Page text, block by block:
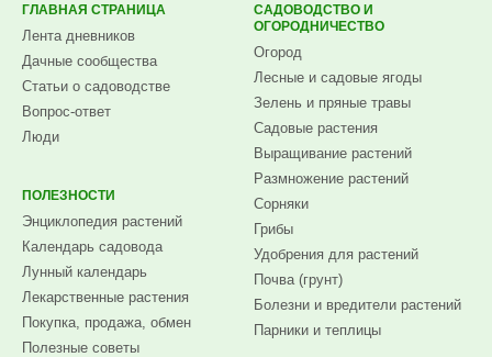
ГЛАВНАЯ СТРАНИЦА
Лента дневников
Дачные сообщества
Статьи о садоводстве
Вопрос-ответ
Люди
ПОЛЕЗНОСТИ
Энциклопедия растений
Календарь садовода
Лунный календарь
Лекарственные растения
Покупка, продажа, обмен
Полезные советы
САДОВОДСТВО И
ОГОРОДНИЧЕСТВО
Огород
Лесные и садовые ягоды
Зелень и пряные травы
Садовые растения
Выращивание растений
Размножение растений
Сорняки
Грибы
Удобрения для растений
Почва (грунт)
Болезни и вредители растений
Парники и теплицы